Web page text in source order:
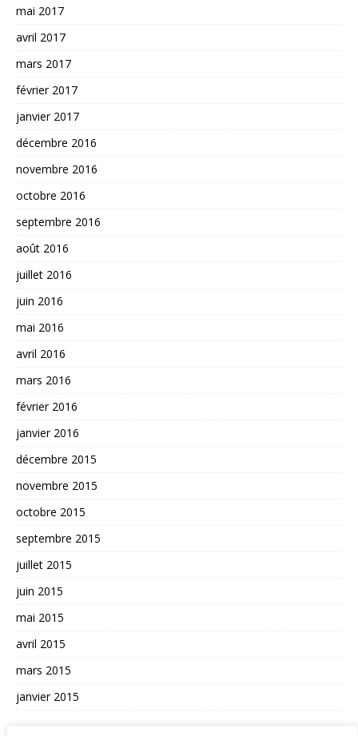
mai 2017
avril 2017
mars 2017
février 2017
janvier 2017
décembre 2016
novembre 2016
octobre 2016
septembre 2016
août 2016
juillet 2016
juin 2016
mai 2016
avril 2016
mars 2016
février 2016
janvier 2016
décembre 2015
novembre 2015
octobre 2015
septembre 2015
juillet 2015
juin 2015
mai 2015
avril 2015
mars 2015
janvier 2015